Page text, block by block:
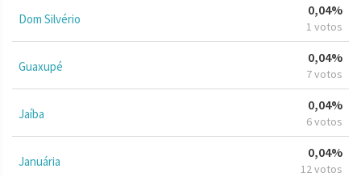
Dom Silvério
0,04%
1 votos
Guaxupé
0,04%
7 votos
Jaíba
0,04%
6 votos
Januária
0,04%
12 votos